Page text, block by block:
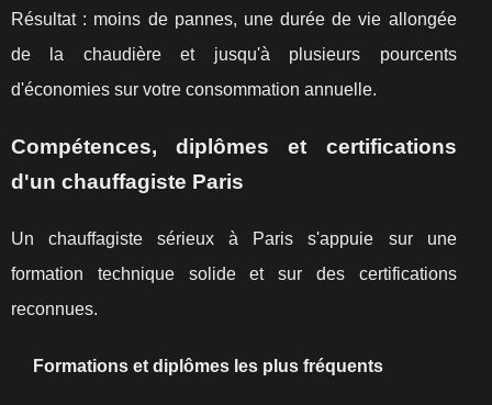
Résultat : moins de pannes, une durée de vie allongée
de la chaudière et jusqu'à plusieurs pourcents
d'économies sur votre consommation annuelle.
Compétences, diplômes et certifications
d'un chauffagiste Paris
Un chauffagiste sérieux à Paris s'appuie sur une
formation technique solide et sur des certifications
reconnues.
Formations et diplômes les plus fréquents